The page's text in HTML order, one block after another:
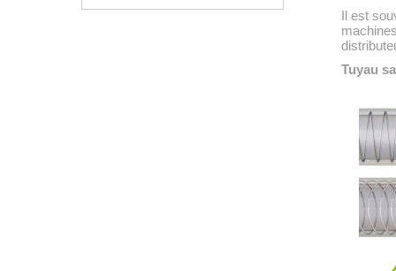
Il est
Tuyau